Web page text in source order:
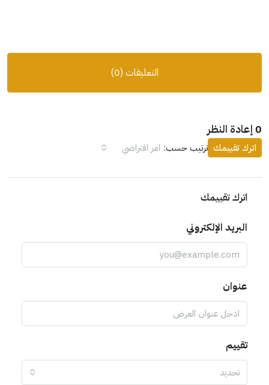
التعليقات (0)
0 إعادة النظر
ترتيب حسب: امر افتراضي اترك تقييمك
اترك تقييمك
البريد الإلكتروني
عنوان
تقييم
تحديد